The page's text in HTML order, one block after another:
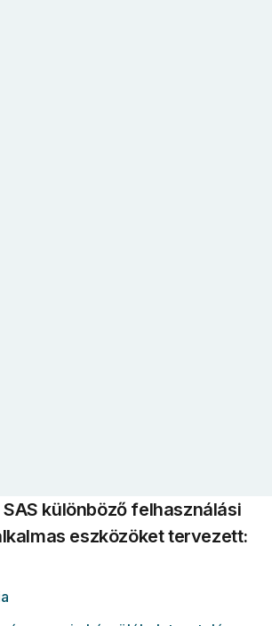
különböző felhasználási
eszközöket tervezett: